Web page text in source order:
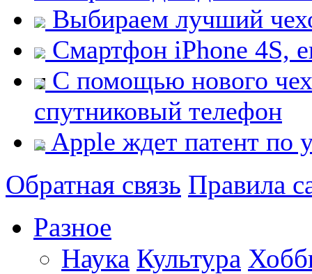
Выбираем лучший
Смартфон iPhone 4S,
С помощью нового
спутниковый телефон
Apple ждет патент по
Обратная связь Правила
Разное
Наука Культура